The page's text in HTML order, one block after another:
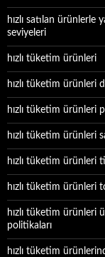
hızlı satılan ürünlerle
seviyeleri
hızlı tüketim ürünleri
hızlı tüketim ürünleri
hızlı tüketim ürünleri
hızlı tüketim ürünleri
hızlı tüketim ürünleri
hızlı tüketim ürünleri
hızlı tüketim ürünleri
politikaları
hızlı tüketim